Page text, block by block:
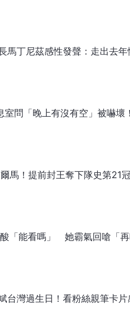
馬丁尼茲感性發聲：走出去年
室問「晚上有沒有空」被嚇壞
馬！提前封王奪下隊史第21
「能看嗎」 她霸氣回嗆「再
台灣過生日！看粉絲親筆卡